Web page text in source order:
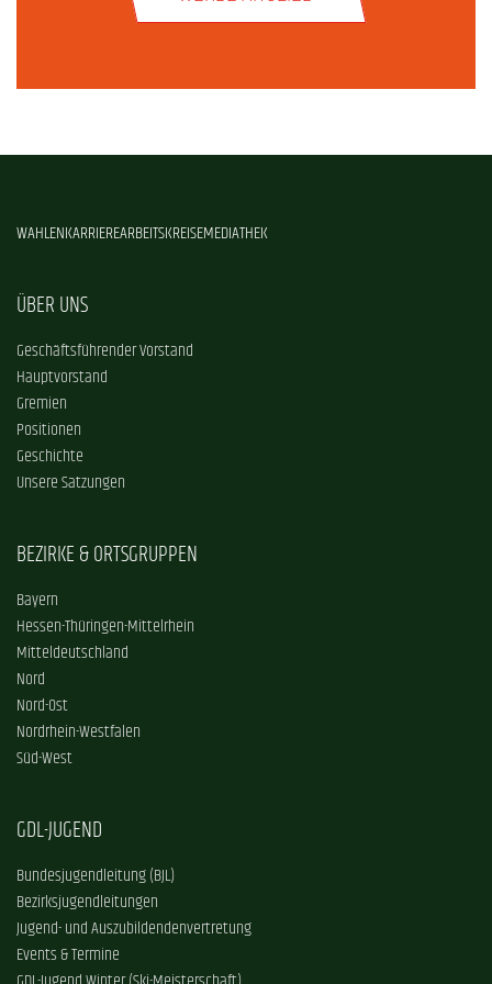
WAHLENKARRIEREARBEITSKREISEMEDIATHEK
ÜBER UNS
Geschäftsführender Vorstand
Hauptvorstand
Gremien
Positionen
Geschichte
Unsere Satzungen
BEZIRKE & ORTSGRUPPEN
Bayern
Hessen-Thüringen-Mittelrhein
Mitteldeutschland
Nord
Nord-Ost
Nordrhein-Westfalen
Süd-West
GDL-JUGEND
Bundesjugendleitung (BJL)
Bezirksjugendleitungen
Jugend- und Auszubildendenvertretung
Events & Termine